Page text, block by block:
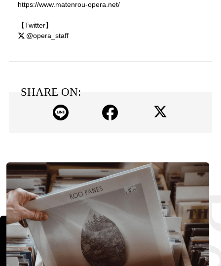
https://www.matenrou-opera.net/
【Twitter】
@opera_staff
SHARE ON: